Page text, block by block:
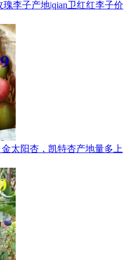
李子产地|qian卫红红李子价
太阳杏，凯特杏产地量多上